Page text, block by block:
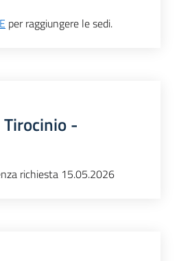
per raggiungere le sedi.
-
richiesta 15.05.2026